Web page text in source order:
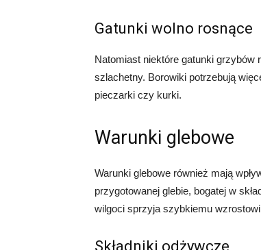
Gatunki wolno rosnące
Natomiast niektóre gatunki grzybów
szlachetny. Borowiki potrzebują
pieczarki czy kurki.
Warunki glebowe
Warunki glebowe również mają
przygotowanej glebie, bogatej w
wilgoci sprzyja szybkiemu
Składniki odżywcze